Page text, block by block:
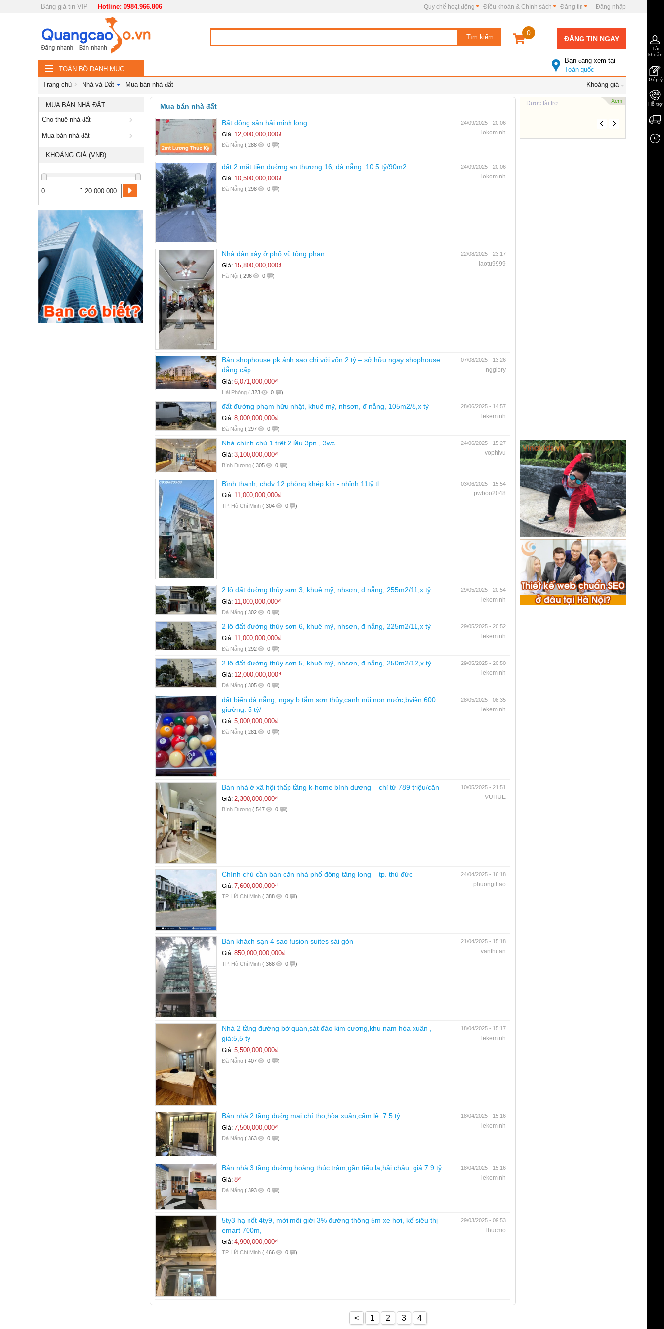
Bảng giá tin VIP Hotline: 0984.966.806 Đăng nhập
Đăng tin
Điều khoản & Chính sách
Quy chế hoạt động
0
ĐĂNG TIN NGAY
Bạn đang xem tại
Toàn quốc
Nội, ngoại thất
Đồ gia dụng
Điện thoại, Viễn thông
Nhà và Đất
Dịch vụ
Công nghiệp, xây dựng
TOÀN BỘ DANH MỤC
Trang chủ Nhà và Đất Mua bán nhà đất Khoảng giá
MUA BÁN NHÀ ĐẤT
Cho thuê nhà đất
Mua bán nhà đất
KHOẢNG GIÁ (VNĐ)
-
Mua bán nhà đất
Bất động sản hải minh long
Giá: 12,000,000,000₫
Đà Nẵng ( 288 0 )
24/09/2025 - 20:06
lekeminh
đất 2 mặt tiền đường an thượng 16, đà nẵng. 10.5 tỷ/90m2
Giá: 10,500,000,000₫
Đà Nẵng ( 298 0 )
24/09/2025 - 20:06
lekeminh
Nhà dân xây ở phố vũ tông phan
Giá: 15,800,000,000₫
Hà Nội ( 296 0 )
22/08/2025 - 23:17
laotu9999
Bán shophouse pk ánh sao chỉ với vốn 2 tỷ – sở hữu ngay shophouse
đẳng cấp
Giá: 6,071,000,000₫
Hải Phòng ( 323 0 )
07/08/2025 - 13:26
ngglory
đất đường phạm hữu nhật, khuê mỹ, nhsơn, đ nẵng, 105m2/8,x tỷ
Giá: 8,000,000,000₫
Đà Nẵng ( 297 0 )
28/06/2025 - 14:57
lekeminh
Nhà chính chủ 1 trệt 2 lầu 3pn , 3wc
Giá: 3,100,000,000₫
Bình Dương ( 305 0 )
24/06/2025 - 15:27
vophivu
Bình thạnh, chdv 12 phòng khép kín - nhỉnh 11tỷ tl.
Giá: 11,000,000,000₫
TP. Hồ Chí Minh ( 304 0 )
03/06/2025 - 15:54
pwboo2048
2 lô đất đường thủy sơn 3, khuê mỹ, nhsơn, đ nẵng, 255m2/11,x tỷ
Giá: 11,000,000,000₫
Đà Nẵng ( 302 0 )
29/05/2025 - 20:54
lekeminh
2 lô đất đường thủy sơn 6, khuê mỹ, nhsơn, đ nẵng, 225m2/11,x tỷ
Giá: 11,000,000,000₫
Đà Nẵng ( 292 0 )
29/05/2025 - 20:52
lekeminh
2 lô đất đường thủy sơn 5, khuê mỹ, nhsơn, đ nẵng, 250m2/12,x tỷ
Giá: 12,000,000,000₫
Đà Nẵng ( 305 0 )
29/05/2025 - 20:50
lekeminh
đất biển đà nẵng, ngay b tắm sơn thủy,cạnh núi non nước,bviện 600
giường. 5 tỷ/
Giá: 5,000,000,000₫
Đà Nẵng ( 281 0 )
28/05/2025 - 08:35
lekeminh
Bán nhà ở xã hội thấp tầng k-home bình dương – chỉ từ 789 triệu/căn
Giá: 2,300,000,000₫
Bình Dương ( 547 0 )
10/05/2025 - 21:51
VUHUE
Chính chủ cần bán căn nhà phố đông tăng long – tp. thủ đức
Giá: 7,600,000,000₫
TP. Hồ Chí Minh ( 388 0 )
24/04/2025 - 16:18
phuongthao
Bán khách sạn 4 sao fusion suites sài gòn
Giá: 850,000,000,000₫
TP. Hồ Chí Minh ( 368 0 )
21/04/2025 - 15:18
vanthuan
Nhà 2 tầng đường bờ quan,sát đảo kim cương,khu nam hòa xuân ,
giá:5,5 tỷ
Giá: 5,500,000,000₫
Đà Nẵng ( 407 0 )
18/04/2025 - 15:17
lekeminh
Bán nhà 2 tầng đườg mai chí thọ,hòa xuân,cẩm lệ .7.5 tỷ
Giá: 7,500,000,000₫
Đà Nẵng ( 363 0 )
18/04/2025 - 15:16
lekeminh
Bán nhà 3 tầng đường hoàng thúc trâm,gần tiểu la,hải châu. giá 7.9 tỷ.
Giá: 8₫
Đà Nẵng ( 393 0 )
18/04/2025 - 15:16
lekeminh
5ty3 hạ nốt 4ty9, mời môi giới 3% đường thông 5m xe hơi, kế siêu thị
emart 700m,
Giá: 4,900,000,000₫
TP. Hồ Chí Minh ( 466 0 )
29/03/2025 - 09:53
Thucmo
Được tài trợ Xem
< 1 2 3 4
Tài
khoản
Góp ý
Hỗ trợ